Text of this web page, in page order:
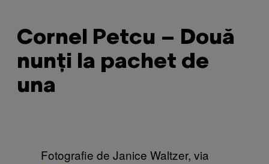
Cornel Petcu – Două
nunți la pachet de
una
Fotografie de Janice Waltzer, via